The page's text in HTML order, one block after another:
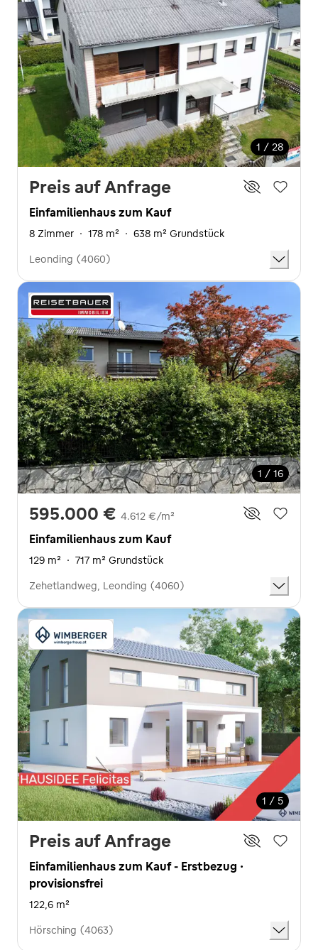
1 / 28
Preis auf Anfrage
Einfamilienhaus zum Kauf
8 Zimmer · 178 m² · 638 m² Grundstück
Leonding (4060)
1 / 16
595.000 € 4.612 €/m²
Einfamilienhaus zum Kauf
129 m² · 717 m² Grundstück
Zehetlandweg, Leonding (4060)
1 / 5
Preis auf Anfrage
Einfamilienhaus zum Kauf - Erstbezug ·
provisionsfrei
122,6 m²
Hörsching (4063)